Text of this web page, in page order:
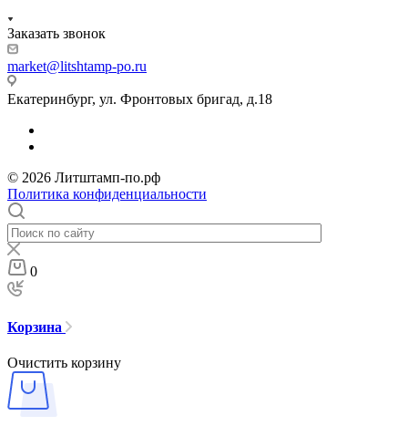
Заказать звонок
market@litshtamp-po.ru
Екатеринбург, ул. Фронтовых бригад, д.18
© 2026 Литштамп-по.рф
Политика конфиденциальности
0
Корзина
Очистить корзину